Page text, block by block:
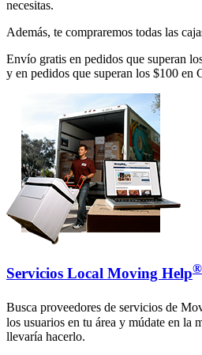
necesitas.
Además, te compraremos todas las
Envío gratis en pedidos que superan
y en pedidos que superan los $100 en
Servicios Local Moving Help®
Busca proveedores de servicios de
los usuarios en tu área y múdate en la
llevaría hacerlo.